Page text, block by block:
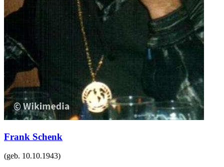
Frank Schenk
(geb. 10.10.1943)